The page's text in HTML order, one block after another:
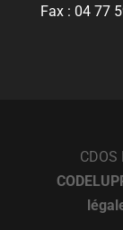
Fax : 04 77